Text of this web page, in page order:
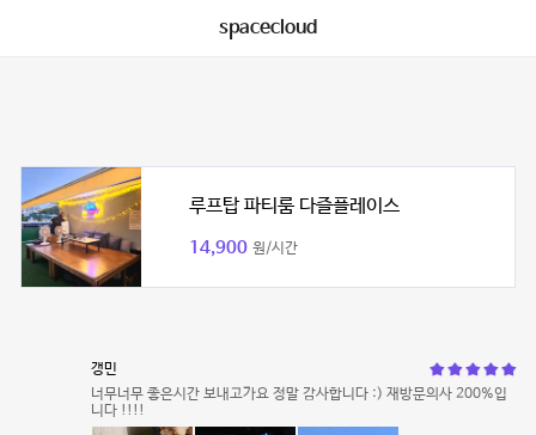
spacecloud
루프탑 파티룸 다즐플레이스
14,900 원/시간
갱민
너무너무 좋은시간 보내고가요 정말 감사합니다 :) 재방문의사 200%입
니다 !!!!